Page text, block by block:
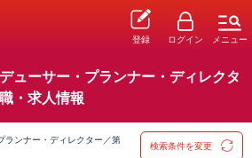
登録 ログイン メニュー
ューサー・プランナー・ディレクタ
・求人情報
ランナー・ディレクター／第
検索条件を変更